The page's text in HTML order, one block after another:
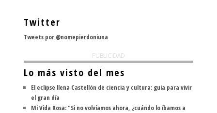
Twitter
Tweets por @nomepierdoniuna
PUBLICIDAD
Lo más visto del mes
El eclipse llena Castellón de ciencia y cultura: guía para vivir
el gran día
Mi Vida Rosa: "Si no volvíamos ahora, ¿cuándo lo íbamos a